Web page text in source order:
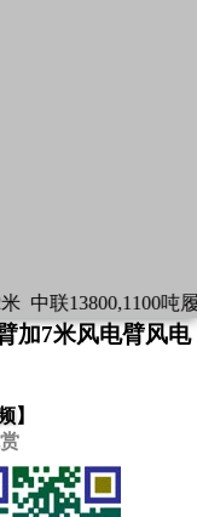
中联13800,1100吨履
加7米风电臂风电
】